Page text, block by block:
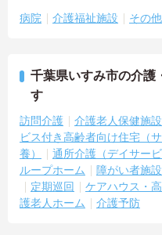
病院 介護福祉施設 その他
千葉県いすみ市の介護
す
訪問介護 介護老人保健施設
ビス付き高齢者向け住宅（サ
養）
通所介護（デイサービ
ループホーム
障がい者施設
定期巡回
ケアハウス・
護老人ホーム
介護予防